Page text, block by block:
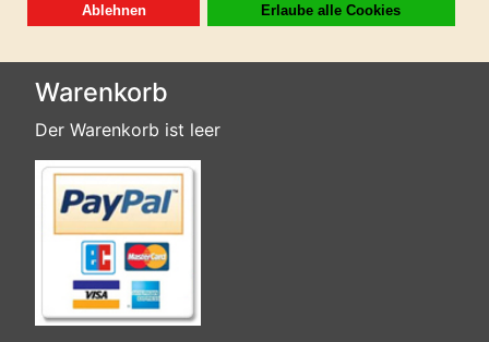
Warenkorb
Der Warenkorb ist leer